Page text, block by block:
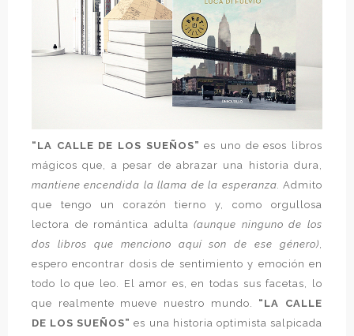
“LA CALLE DE LOS SUEÑOS”es uno de esos libros
mágicos que, a pesar de abrazar una historia dura,
mantiene encendida la llama de la esperanza. Admito
que tengo un corazón tierno y, como orgullosa
lectora de romántica adulta(aunque ninguno de los
dos libros que menciono aquí son de ese género),
espero encontrar dosis de sentimiento y emoción en
todo lo que leo. El amor es, en todas sus facetas, lo
que realmente mueve nuestro mundo. “LA CALLE
DE LOS SUEÑOS”es una historia optimista salpicada